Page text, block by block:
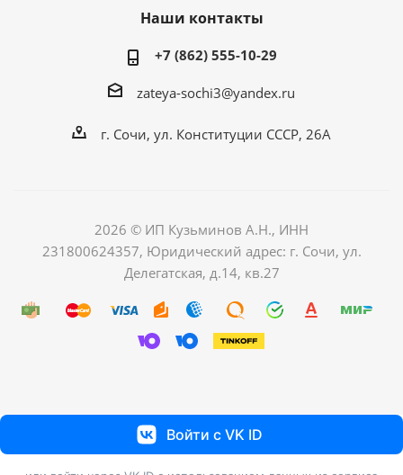
Наши контакты
+7 (862) 555-10-29
zateya-sochi3@yandex.ru
г. Сочи, ул. Конституции СССР, 26А
2026 © ИП Кузьминов А.Н., ИНН
231800624357, Юридический адрес: г. Сочи, ул.
Делегатская, д.14, кв.27
Войти с VK ID